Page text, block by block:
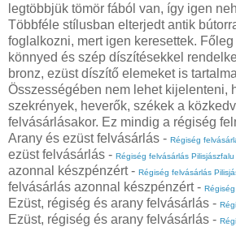
legtöbbjük tömör fából van, így igen
Többféle stílusban elterjedt antik
foglalkozni, mert igen keresettek.
könnyed és szép díszítésekkel
bronz, ezüst díszítő elemeket is
Összességében nem lehet kijelenteni,
szekrények, heverők, székek a
felvásárlásakor. Ez mindig a régiség
Arany és ezüst felvásárlás - Régiség
ezüst felvásárlás - Régiség felvásárlás Pilisjászfalu
azonnal készpénzért - Régiség felvásárlás
felvásárlás azonnal készpénzért -
Ezüst, régiség és arany felvásárlás -
Ezüst, régiség és arany felvásárlás -